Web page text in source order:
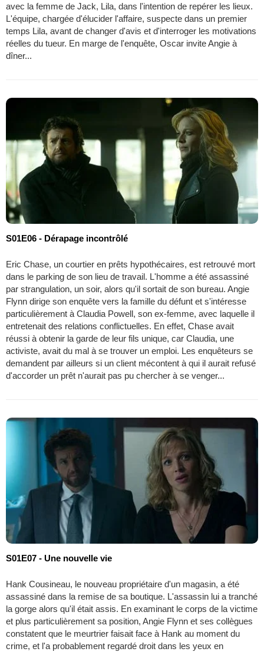
avec la femme de Jack, Lila, dans l'intention de repérer les lieux.
L'équipe, chargée d'élucider l'affaire, suspecte dans un premier
temps Lila, avant de changer d'avis et d'interroger les motivations
réelles du tueur. En marge de l'enquête, Oscar invite Angie à
dîner...
S01E06 - Dérapage incontrôlé
Eric Chase, un courtier en prêts hypothécaires, est retrouvé mort
dans le parking de son lieu de travail. L'homme a été assassiné
par strangulation, un soir, alors qu'il sortait de son bureau. Angie
Flynn dirige son enquête vers la famille du défunt et s'intéresse
particulièrement à Claudia Powell, son ex-femme, avec laquelle il
entretenait des relations conflictuelles. En effet, Chase avait
réussi à obtenir la garde de leur fils unique, car Claudia, une
activiste, avait du mal à se trouver un emploi. Les enquêteurs se
demandent par ailleurs si un client mécontent à qui il aurait refusé
d'accorder un prêt n'aurait pas pu chercher à se venger...
S01E07 - Une nouvelle vie
Hank Cousineau, le nouveau propriétaire d'un magasin, a été
assassiné dans la remise de sa boutique. L'assassin lui a tranché
la gorge alors qu'il était assis. En examinant le corps de la victime
et plus particulièrement sa position, Angie Flynn et ses collègues
constatent que le meurtrier faisait face à Hank au moment du
crime, et l'a probablement regardé droit dans les yeux en